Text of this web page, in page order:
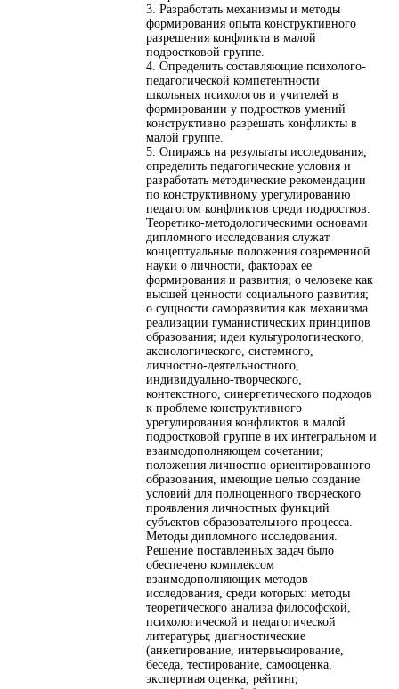
3. Разработать механизмы и методы
формирования опыта конструктивного
разрешения конфликта в малой
подростковой группе.
4. Определить составляющие психолого-
педагогической компетентности
школьных психологов и учителей в
формировании у подростков умений
конструктивно разрешать конфликты в
малой группе.
5. Опираясь на результаты исследования,
определить педагогические условия и
разработать методические рекомендации
по конструктивному урегулированию
педагогом конфликтов среди подростков.
Теоретико-методологическими основами
дипломного исследования служат
концептуальные положения современной
науки о личности, факторах ее
формирования и развития; о человеке как
высшей ценности социального развития;
о сущности саморазвития как механизма
реализации гуманистических принципов
образования; идеи культурологического,
аксиологического, системного,
личностно-деятельностного,
индивидуально-творческого,
контекстного, синергетического подходов
к проблеме конструктивного
урегулирования конфликтов в малой
подростковой группе в их интегральном и
взаимодополняющем сочетании;
положения личностно ориентированного
образования, имеющие целью создание
условий для полноценного творческого
проявления личностных функций
субъектов образовательного процесса.
Методы дипломного исследования.
Решение поставленных задач было
обеспечено комплексом
взаимодополняющих методов
исследования, среди которых: методы
теоретического анализа философской,
психологической и педагогической
литературы; диагностические
(анкетирование, интервьюирование,
беседа, тестирование, самооценка,
экспертная оценка, рейтинг,